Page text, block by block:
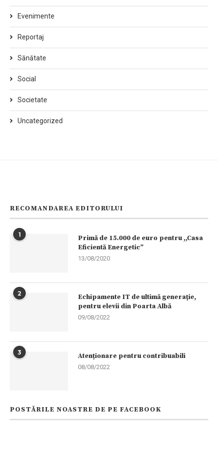
Evenimente
Reportaj
Sănătate
Social
Societate
Uncategorized
RECOMANDAREA EDITORULUI
1
Primă de 15.000 de euro pentru ,,Casa
Eficientă Energetic”
13/08/2020
2
Echipamente IT de ultimă generaţie,
pentru elevii din Poarta Albă
09/08/2022
3 Atenționare pentru contribuabili
08/08/2022
POSTĂRILE NOASTRE DE PE FACEBOOK